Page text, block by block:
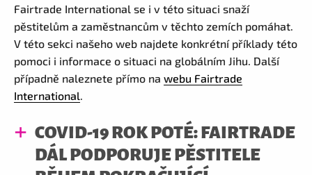
Fairtrade International se i v této situaci snaží
pěstitelům a zaměstnancům v těchto zemích pomáhat.
V této sekci našeho web najdete konkrétní příklady této
pomoci i informace o situaci na globálním Jihu. Další
případně naleznete přímo na webu Fairtrade
International.
COVID-19 ROK POTÉ: FAIRTRADE
DÁL PODPORUJE PĚSTITELE